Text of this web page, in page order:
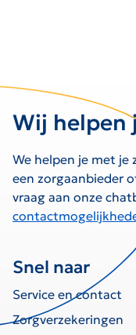
Wij helpen
We helpen je met je
een zorgaanbieder
vraag aan onze
Snel naar
Service en contact
Zorgverzekeringen